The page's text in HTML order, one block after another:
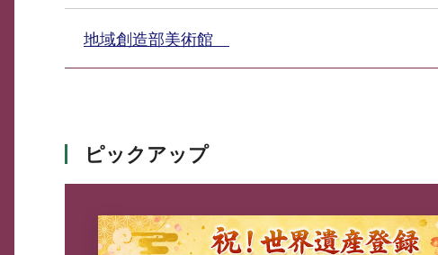
地域創造部美術館
ピックアップ